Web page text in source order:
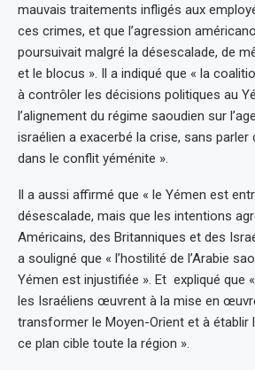
mauvais traitements infligés aux
ces crimes, et que l’agression
poursuivait malgré la désescalade, de
et le blocus ». Il a indiqué que « la
à contrôler les décisions politiques au
l’alignement du régime saoudien sur
israélien a exacerbé la crise, sans parler
dans le conflit yéménite ».
Il a aussi affirmé que « le Yémen est
désescalade, mais que les intentions
Américains, des Britanniques et des
a souligné que « l’hostilité de l’Arabie
Yémen est injustifiée ». Et expliqué que
les Israéliens œuvrent à la mise en
transformer le Moyen-Orient et à établir
ce plan cible toute la région ».